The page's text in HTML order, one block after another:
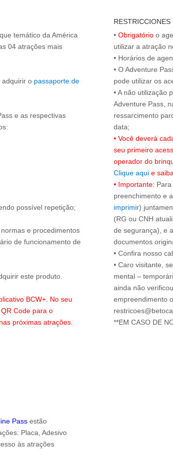
temático da América
04 atrações mais
adquirir o passaporte de
e as respectivas
possível repetição;
e procedimentos
de funcionamento de
este produto.
BCW+. No seu
Code para o
próximas atrações.
Pass estão
Placa, Adesivo
às atrações
RESTRICCIONES
• Obrigatório o
utilizar a atração
• Horários de
• O Adventure
pode utilizar os
• A não utilização
Adventure Pass,
ressarcimento
• Você deverá
seu primeiro
operador do
Clique aqui e
• Importante:
preenchimento e
imprimir)
(RG ou CNH
de segurança), e
documentos
• Confira nosso
• Caro visitante,
mental –
ainda não
empreendimento